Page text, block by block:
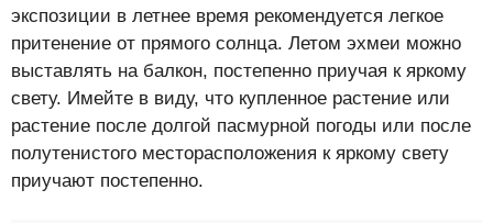
экспозиции в летнее время рекомендуется легкое
притенение от прямого солнца. Летом эхмеи можно
выставлять на балкон, постепенно приучая к яркому
свету. Имейте в виду, что купленное растение или
растение после долгой пасмурной погоды или после
полутенистого месторасположения к яркому свету
приучают постепенно.